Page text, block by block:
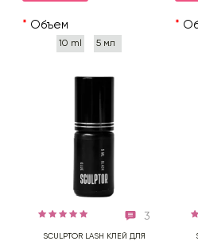
* Объем
10 ml 5 мл
*
3
SCULPTOR LASH КЛЕЙ ДЛЯ